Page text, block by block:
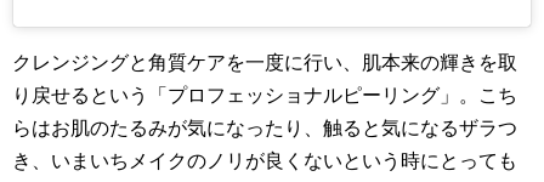
クレンジングと角質ケアを一度に行い、肌本来の輝きを取
り戻せるという「プロフェッショナルピーリング」。こち
らはお肌のたるみが気になったり、触ると気になるザラつ
き、いまいちメイクのノリが良くないという時にとっても